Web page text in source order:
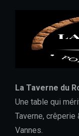
La Taverne du
Une table qui
Taverne,
Vannes.